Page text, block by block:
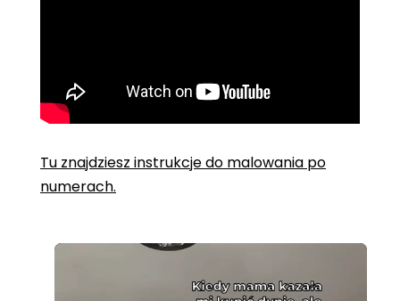
Tu znajdziesz instrukcje do malowania po
numerach.